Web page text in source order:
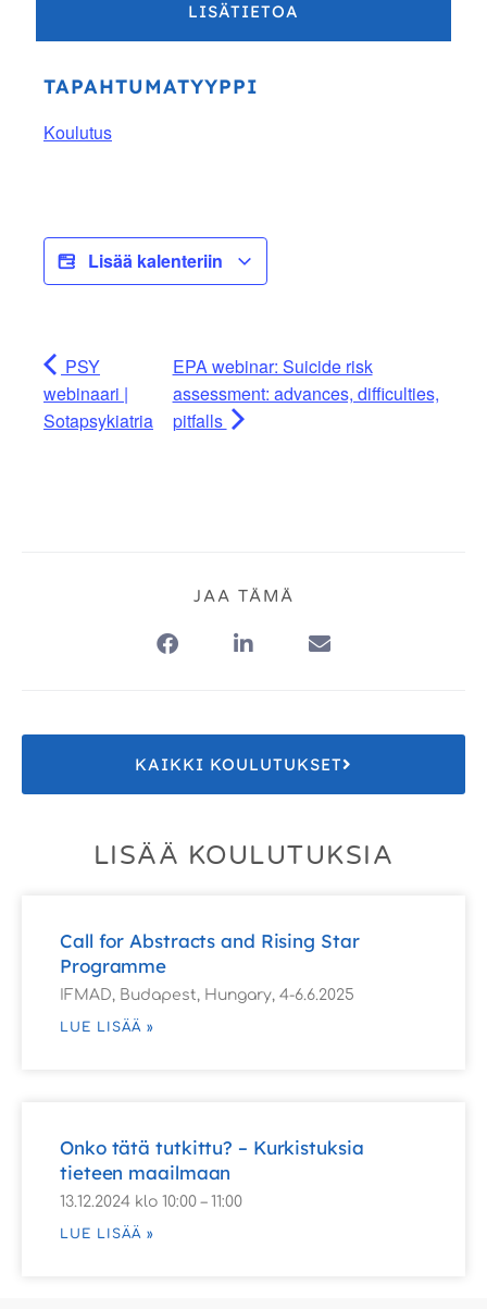
LISÄTIETOA
TAPAHTUMATYYPPI
Koulutus
Lisää kalenteriin
PSY
webinaari |
Sotapsykiatria
EPA webinar: Suicide risk
assessment: advances, difficulties,
pitfalls
JAA TÄMÄ
KAIKKI KOULUTUKSET
LISÄÄ KOULUTUKSIA
Call for Abstracts and Rising Star
Programme
IFMAD, Budapest, Hungary, 4-6.6.2025
LUE LISÄÄ »
Onko tätä tutkittu? – Kurkistuksia
tieteen maailmaan
13.12.2024 klo 10:00 – 11:00
LUE LISÄÄ »